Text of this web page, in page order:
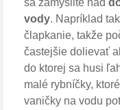
vody. Napríklad
člapkanie, takže
častejšie dolievať
do ktorej sa husi
malé rybníčky,
vaničky na vodu